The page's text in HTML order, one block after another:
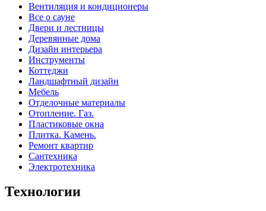
Вентиляция и кондиционеры
Все о сауне
Двери и лестницы
Деревянные дома
Дизайн интерьера
Инструменты
Коттеджи
Ландшафтный дизайн
Мебель
Отделочные материалы
Отопление. Газ.
Пластиковые окна
Плитка. Камень.
Ремонт квартир
Сантехника
Электротехника
Технологии